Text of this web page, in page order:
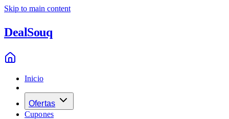
Skip to main content
DealSouq
Inicio
Ofertas
Cupones